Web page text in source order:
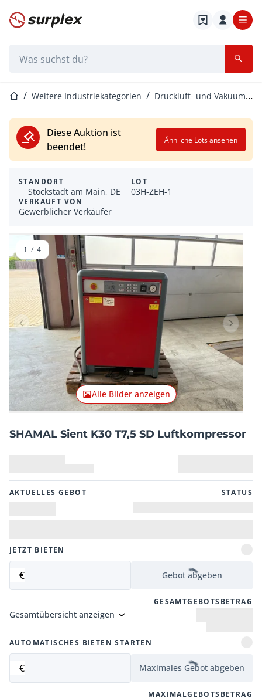
Startseite
StartseiteWeitere Industriekategorien Druckluft- und Vakuumgeräte
Diese Auktion ist
beendet!
Ähnliche Lots ansehen
STANDORT
Stockstadt am Main, DE
VERKAUFT VON
Gewerblicher Verkäufer
LOT
03H-ZEH-1
Vorheriger Artikel
Alle Bilder anzeigen
1 / 4
SHAMAL Sient K30 T7,5 SD Luftkompressor
AKTUELLES GEBOT STATUS
JETZT BIETEN
€ Gebot abgeben
GESAMTGEBOTSBETRAG
Gesamtübersicht anzeigen
AUTOMATISCHES BIETEN STARTEN
€ Maximales Gebot abgeben
MAXIMALGEBOTSBETRAG